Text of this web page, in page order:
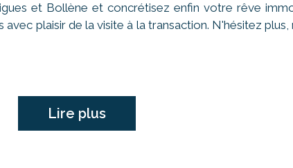
et Bollène et concrétisez enfin votre rêve
plaisir de la visite à la transaction. N'hésitez
Lire plus